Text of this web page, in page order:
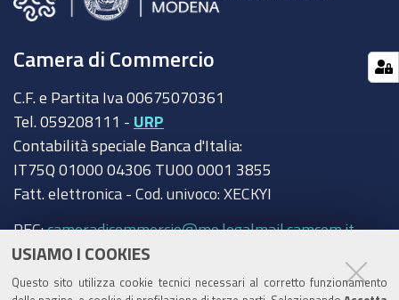
USIAMO I COOKIES
Questo sito utilizza cookie tecnici necessari al corretto funzionamento
Camera di Commercio
C.F. e Partita Iva 00675070361
Tel. 059208111 - URP
Contabilità speciale Banca d'Italia:
IT75Q 01000 04306 TU00 0001 3855
Fatt. elettronica - Cod. univoco: XECKYI
PEC:cameradicommercio@mo.legalmail.camcom.it
Trasparenza